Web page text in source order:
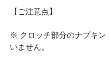
【ご注意点】
※ クロッチ部分のナプキン
いません。